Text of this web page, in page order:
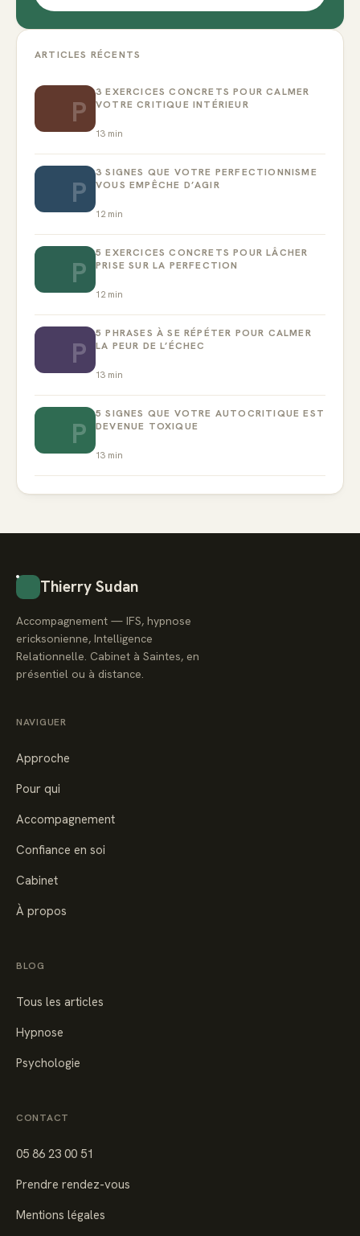
ARTICLES RÉCENTS
P
3 EXERCICES CONCRETS POUR CALMER
VOTRE CRITIQUE INTÉRIEUR
13 min
P
3 SIGNES QUE VOTRE PERFECTIONNISME
VOUS EMPÊCHE D’AGIR
12min
P
5 EXERCICES CONCRETS POUR LÂCHER
PRISE SUR LA PERFECTION
12min
P
5 PHRASES À SE RÉPÉTER POUR CALMER
LA PEUR DE L’ÉCHEC
13 min
P
5 SIGNES QUE VOTRE AUTOCRITIQUE EST
DEVENUE TOXIQUE
13 min
Thierry Sudan
Accompagnement — IFS, hypnose
ericksonienne, Intelligence
Relationnelle. Cabinet à Saintes, en
présentiel ou à distance.
NAVIGUER
Approche
Pour qui
Accompagnement
Confiance en soi
Cabinet
À propos
BLOG
Tous les articles
Hypnose
Psychologie
CONTACT
05 86 23 00 51
Prendre rendez-vous
Mentions légales